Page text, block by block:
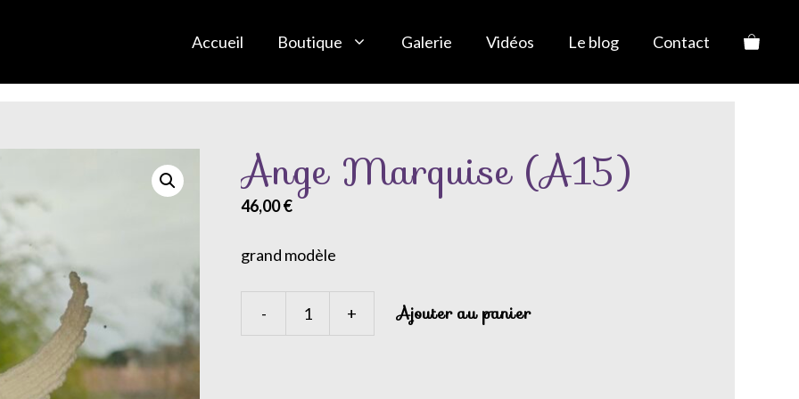
Accueil Boutique Galerie Vidéos Le blog Contact
Ange Marquise (A15)
46,00€
grand modèle
- + Ajouter au panier